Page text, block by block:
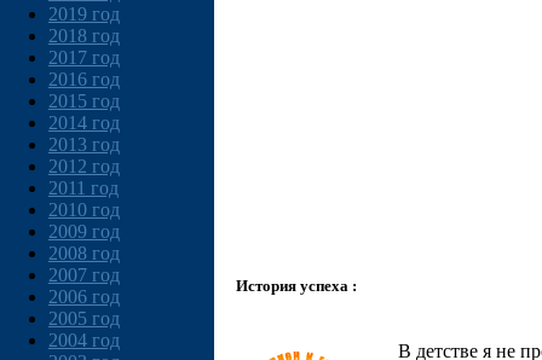
2019 год
2018 год
2017 год
2016 год
2015 год
2014 год
2013 год
2012 год
2011 год
2010 год
2009 год
2008 год
2007 год
2006 год
2005 год
2004 год
История успеха :
В детстве я не